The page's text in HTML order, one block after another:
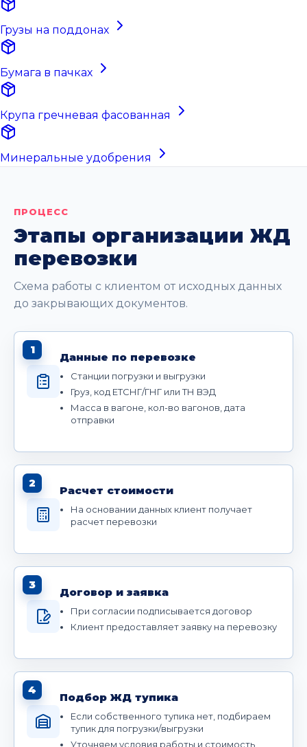
Грузы на поддонах
Бумага в пачках
Крупа гречневая фасованная
Минеральные удобрения
ПРОЦЕСС
Этапы организации ЖД
перевозки
Схема работы с клиентом от исходных данных
до закрывающих документов.
1
Данные по перевозке
Станции погрузки и выгрузки
Груз, код ЕТСНГ/ГНГ или ТН ВЭД
Масса в вагоне, кол-во вагонов, дата
отправки
2
Расчет стоимости
На основании данных клиент получает
расчет перевозки
3
Договор и заявка
При согласии подписывается договор
Клиент предоставляет заявку на перевозку
4
Подбор ЖД тупика
Если собственного тупика нет, подбираем
тупик для погрузки/выгрузки
Уточняем условия работы и стоимость